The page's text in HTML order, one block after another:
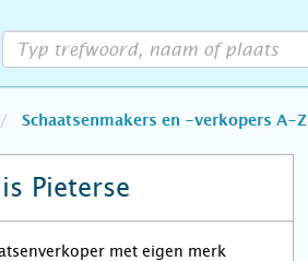
Schaatsenmakers en -verkopers A-Z
Pieterse
met eigen merk